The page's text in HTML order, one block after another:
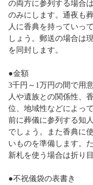
の両方に参列する場合
のみにします。通夜も
人に香典を持っていっ
しょう。郵送の場合は
を同封します。
●金額
3千円～1万円の間で用
人や遺族との関係性、
位、地域性などによっ
前に葬儀に参列する知
でしょう。また香典に
いものを準備します。
新札を使う場合は折り
●不祝儀袋の表書き